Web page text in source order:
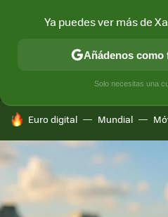
MÓVIL Y
HOY SE HABLA DE
Euro digital Mundial
Ya puedes ver más de
Añádenos como
Solo necesitas una